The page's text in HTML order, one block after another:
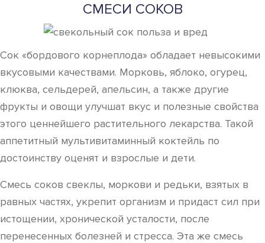
СМЕСИ СОКОВ
Сок «бордового корнеплода» обладает невысокими
вкусовыми качествами. Морковь, яблоко, огурец,
клюква, сельдерей, апельсин, а также другие
фрукты и овощи улучшат вкус и полезные свойства
этого ценнейшего растительного лекарства. Такой
аппетитный мультивитаминный коктейль по
достоинству оценят и взрослые и дети.
Смесь соков свеклы, моркови и редьки, взятых в
равных частях, укрепит организм и придаст сил при
истощении, хронической усталости, после
перенесенных болезней и стресса. Эта же смесь